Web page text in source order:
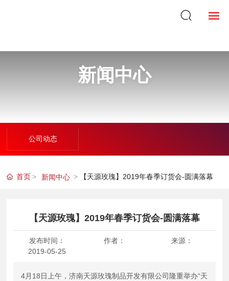
新闻中心
企业VR
新闻中心
公司动态
首页 新闻中心 【天源玫瑰】2019年春季订货会-圆满落幕
【天源玫瑰】2019年春季订货会-圆满落幕
发布时间：
2019-05-25
作者： 来源：
4月18日上午，济南天源玫瑰制品开发有限公司隆重举办“天